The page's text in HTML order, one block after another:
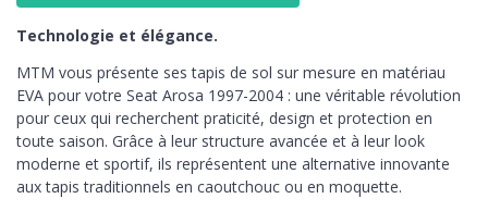
Technologie et élégance.
MTM vous présente ses tapis de sol sur mesure en matériau
EVA pour votre Seat Arosa 1997-2004 : une véritable révolution
pour ceux qui recherchent praticité, design et protection en
toute saison. Grâce à leur structure avancée et à leur look
moderne et sportif, ils représentent une alternative innovante
aux tapis traditionnels en caoutchouc ou en moquette.